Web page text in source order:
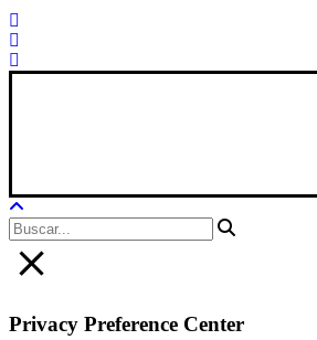
Privacy Preference Center